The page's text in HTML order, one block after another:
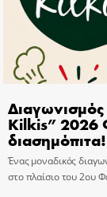
Διαγωνισμός
Kilkis” 2026
διασημόπιτα!
Ένας μοναδικός
στο πλαίσιο του 2ου